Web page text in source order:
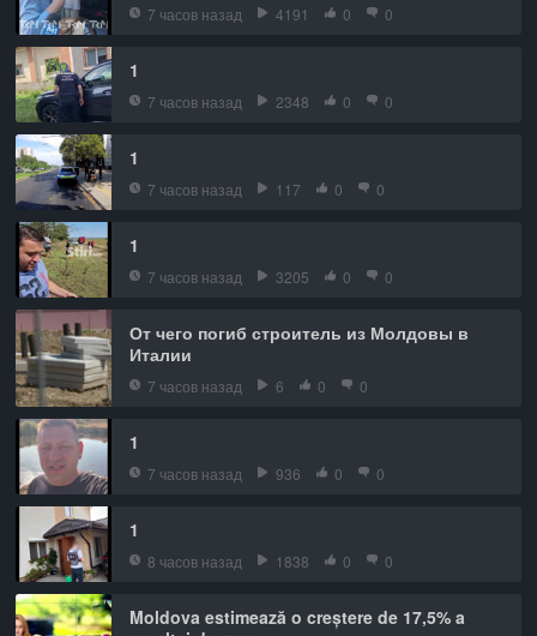
7 часов назад 4191 0 0
1
7 часов назад 2348 0 0
1
7 часов назад 117 0 0
1
7 часов назад 3205 0 0
От чего погиб строитель из Молдовы в
Италии
7 часов назад 6 0 0
1
7 часов назад 936 0 0
1
8 часов назад 1838 0 0
Moldova estimează o creștere de 17,5% a